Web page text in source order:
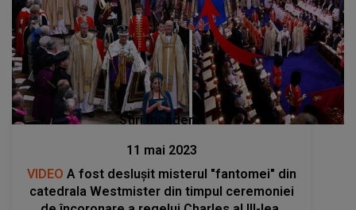
Stiri mondene
11 mai 2023
VIDEO A fost deslușit misterul "fantomei" din
catedrala Westmister din timpul ceremoniei